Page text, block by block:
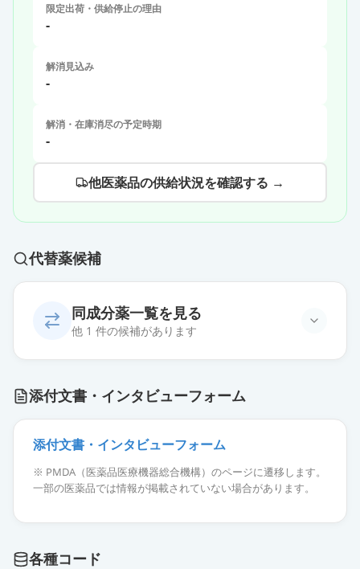
限定出荷・供給停止の理由
-
解消見込み
-
解消・在庫消尽の予定時期
-
他医薬品の供給状況を確認する →
代替薬候補
同成分薬一覧を見る
他 1 件の候補があります
薬価 48.80 円
添付文書・インタビューフォーム
添付文書・インタビューフォーム
※ PMDA（医薬品医療機器総合機構）のページに遷移します。
一部の医薬品では情報が掲載されていない場合があります。
各種コード